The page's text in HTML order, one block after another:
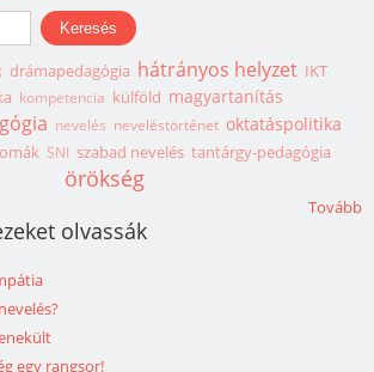
drámapedagógia hátrányos helyzet IKT
kompetencia külföld magyartanítás
nevelés neveléstörténet oktatáspolitika
SNI szabad nevelés tantárgy-pedagógia
örökség
Tovább
olvassák
egy rangsor!